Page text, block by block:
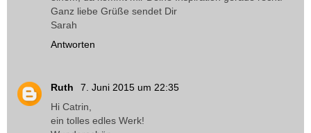
Ganz liebe Grüße sendet Dir
Sarah
Antworten
Ruth
7. Juni 2015 um 22:35
Hi Catrin,
ein tolles edles Werk!